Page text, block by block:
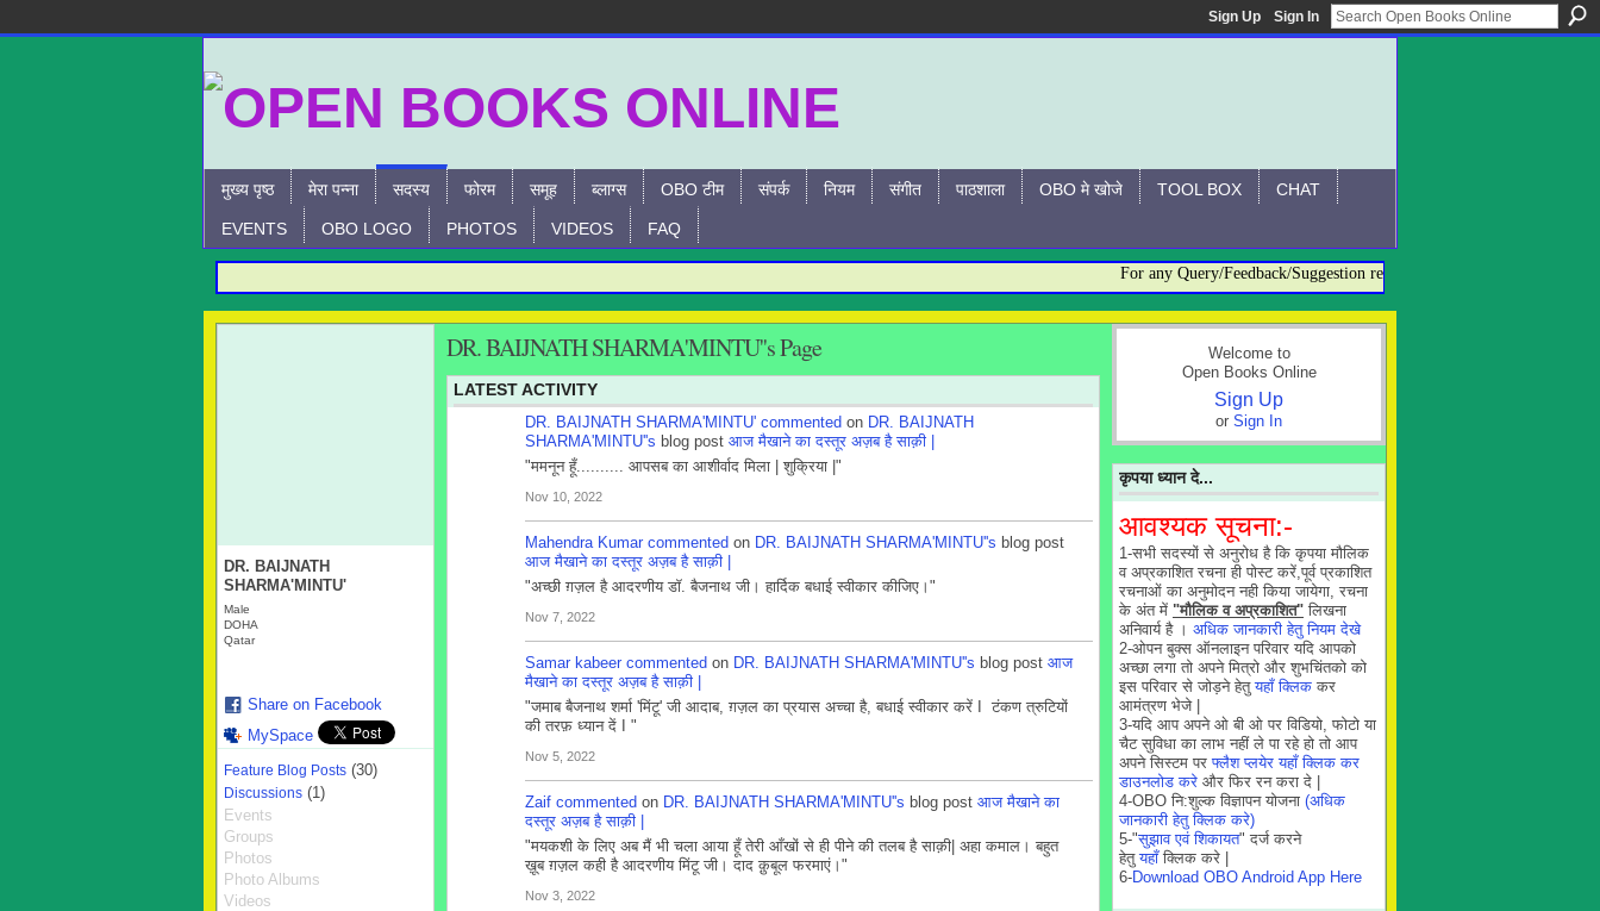
Sign Up Sign In
मुख्य पृष्ठ मेरा पन्ना सदस्य फोरम समूह ब्लाग्स OBO टीम संपर्क नियम संगीत पाठशाला OBO मे खोजे TOOL BOX CHAT
EVENTS OBO LOGO PHOTOS VIDEOS FAQ
For any Query/Feedback/Suggestion related to OBO, please contact:-
DR. BAIJNATH
SHARMA'MINTU'
Male
DOHA
Qatar
Share on Facebook
MySpace
Feature Blog Posts (30)
Discussions (1)
Events
Groups
Photos
Photo Albums
Videos
DR. BAIJNATH SHARMA'MINTU''s Page
LATEST ACTIVITY
DR. BAIJNATH SHARMA'MINTU' commented on DR. BAIJNATH
SHARMA'MINTU''s blog post आज मैखाने का दस्तूर अज़ब है साक़ी |
"ममनून हूँ.......... आपसब का आशीर्वाद मिला | शुक्रिया |"
Nov 10, 2022
Mahendra Kumar commented on DR. BAIJNATH SHARMA'MINTU''s blog post
आज मैखाने का दस्तूर अज़ब है साक़ी |
"अच्छी ग़ज़ल है आदरणीय डॉ. बैजनाथ जी। हार्दिक बधाई स्वीकार कीजिए।"
Nov 7, 2022
Samar kabeer commented on DR. BAIJNATH SHARMA'MINTU''s blog post आज
मैखाने का दस्तूर अज़ब है साक़ी |
"जमाब बैजनाथ शर्मा 'मिंटू' जी आदाब, ग़ज़ल का प्रयास अच्चा है, बधाई स्वीकार करें I टंकण त्रुटियों
की तरफ़ ध्यान दें I "
Nov 5, 2022
Zaif commented on DR. BAIJNATH SHARMA'MINTU''s blog post आज मैखाने का
दस्तूर अज़ब है साक़ी |
"मयकशी के लिए अब मैं भी चला आया हूँ तेरी आँखों से ही पीने की तलब है साक़ी| अहा कमाल। बहुत
ख़ूब ग़ज़ल कही है आदरणीय मिंटू जी। दाद क़ुबूल फरमाएं।"
Nov 3, 2022
Welcome to
Open Books Online
Sign Up
or Sign In
कृपया ध्यान दे...
आवश्यक सूचना:-
1-सभी सदस्यों से अनुरोध है कि कृपया मौलिक
व अप्रकाशित रचना ही पोस्ट करें,पूर्व प्रकाशित
रचनाओं का अनुमोदन नही किया जायेगा, रचना
के अंत में "मौलिक व अप्रकाशित" लिखना
अनिवार्य है । अधिक जानकारी हेतु नियम देखे
2-ओपन बुक्स ऑनलाइन परिवार यदि आपको
अच्छा लगा तो अपने मित्रो और शुभचिंतको को
इस परिवार से जोड़ने हेतुयहाँ क्लिक कर
आमंत्रण भेजे |
3-यदि आप अपने ओ बी ओ पर विडियो, फोटो या
चैट सुविधा का लाभ नहीं ले पा रहे हो तो आप
अपने सिस्टम परफ्लैश प्लयेर यहाँ क्लिक कर
डाउनलोड करे और फिर रन करा दे |
4-OBO नि:शुल्क विज्ञापन योजना (अधिक
जानकारी हेतु क्लिक करे)
5-"सुझाव एवं शिकायत" दर्ज करने
हेतुयहाँक्लिक करे |
6-Download OBO Android App Here